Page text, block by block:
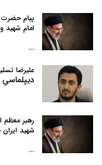
پیام حضرت
امام شهید
…
علیرضا
رهبر معظم
شهید
…